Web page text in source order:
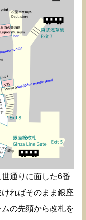
通りに面した6番
ればそのまま銀座
の先頭から改札を